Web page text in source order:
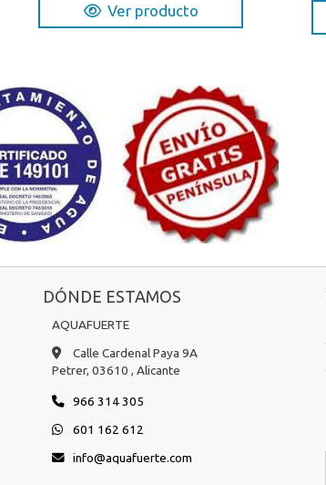
Ver producto
DÓNDE ESTAMOS
AQUAFUERTE
Calle Cardenal Paya 9A
Petrer, 03610 , Alicante
966 314 305
601 162 612
info
aquafuerte.com